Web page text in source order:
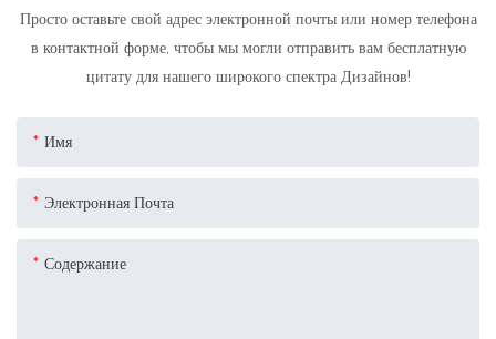
Просто оставьте свой адрес электронной почты или номер телефона
в контактной форме, чтобы мы могли отправить вам бесплатную
цитату для нашего широкого спектра Дизайнов!
Имя
Электронная Почта
Содержание